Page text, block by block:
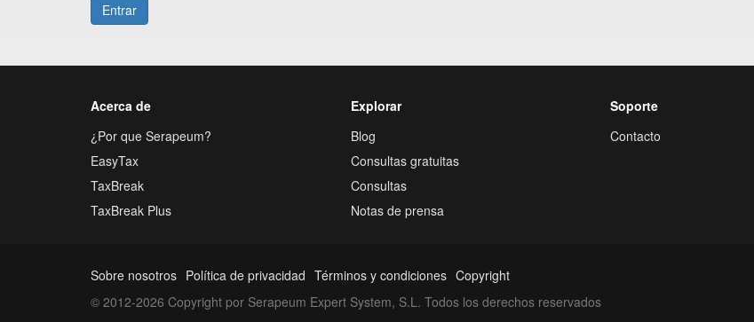
Entrar
Acerca de
¿Por que Serapeum?
EasyTax
TaxBreak
TaxBreak Plus
Explorar
Blog
Consultas gratuitas
Consultas
Notas de prensa
Soporte
Contacto
Sobre nosotros Política de privacidad Términos y condiciones Copyright
© 2012-2026 Copyright por Serapeum Expert System, S.L. Todos los derechos reservados